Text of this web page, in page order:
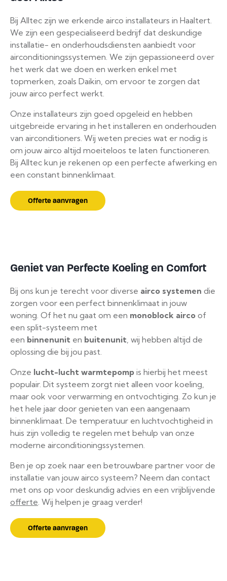
Bij Alltec zijn we erkende airco installateurs in Haaltert.
We zijn een gespecialiseerd bedrijf dat deskundige
installatie- en onderhoudsdiensten aanbiedt voor
airconditioningssystemen. We zijn gepassioneerd over
het werk dat we doen en werken enkel met
topmerken, zoals Daikin, om ervoor te zorgen dat
jouw airco perfect werkt.
Onze installateurs zijn goed opgeleid en hebben
uitgebreide ervaring in het installeren en onderhouden
van airconditioners. Wij weten precies wat er nodig is
om jouw airco altijd moeiteloos te laten functioneren.
Bij Alltec kun je rekenen op een perfecte afwerking en
een constant binnenklimaat.
Offerte aanvragen
Geniet van Perfecte Koeling en Comfort
Bij ons kun je terecht voor diverse airco systemen die
zorgen voor een perfect binnenklimaat in jouw
woning. Of het nu gaat om een monoblock airco of
een split-systeem met
een binnenunit en buitenunit , wij hebben altijd de
oplossing die bij jou past.
Onze lucht-lucht warmtepomp is hierbij het meest
populair. Dit systeem zorgt niet alleen voor koeling,
maar ook voor verwarming en ontvochtiging. Zo kun je
het hele jaar door genieten van een aangenaam
binnenklimaat. De temperatuur en luchtvochtigheid in
huis zijn volledig te regelen met behulp van onze
moderne airconditioningssystemen.
Ben je op zoek naar een betrouwbare partner voor de
installatie van jouw airco systeem? Neem dan contact
met ons op voor deskundig advies en een vrijblijvende
offerte . Wij helpen je graag verder!
Offerte aanvragen